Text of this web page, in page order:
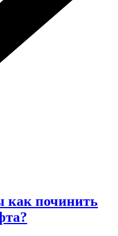
как починить